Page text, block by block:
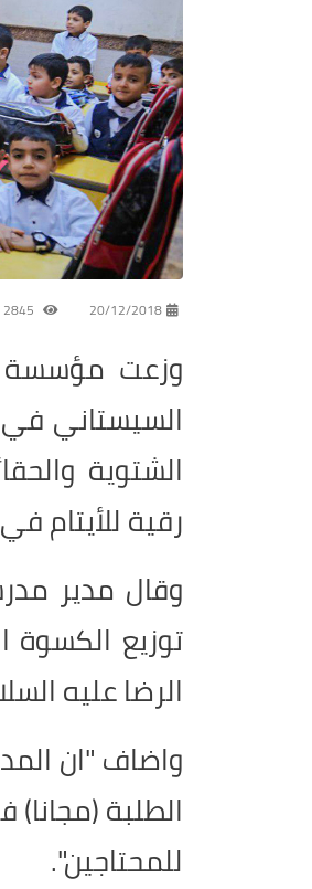
20/12/2018
وزعت مؤسسة
السيستاني في
الشتوية
رقية للأيتام
وقال مدير
توزيع
الرضا عليه
واضاف "ان
الطلبة
للمحتاجين".